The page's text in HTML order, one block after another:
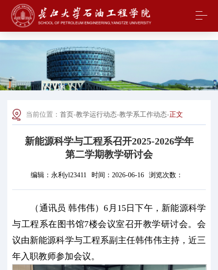
当前位置： 首页-教学运行动态-教学系工作动态-正文
新能源科学与工程系召开2025-2026学年
第二学期教学研讨会
编辑： 永利yl23411 时间： 2026-06-16 浏览次数：
（通讯员 韩伟伟）6月15日下午，新能源科学
与工程系在图书馆7楼会议室召开教学研讨会。会
议由新能源科学与工程系副主任韩伟伟主持，近三
年入职教师参加会议。